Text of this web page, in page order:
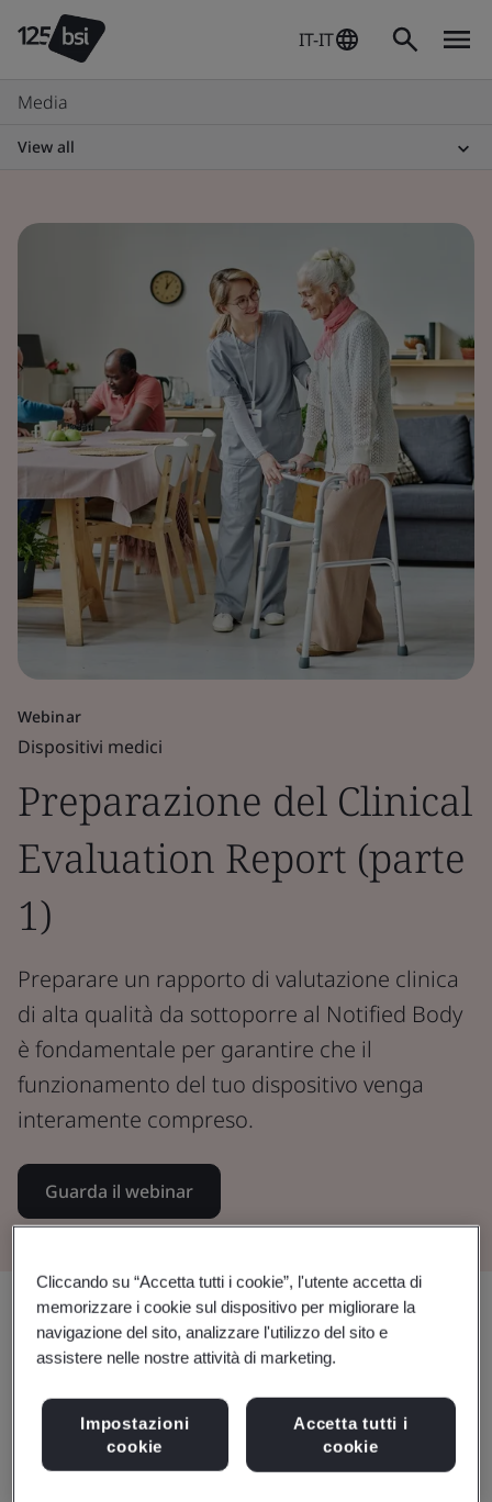
IT-IT
Media
View all
Webinar
Dispositivi medici
Preparazione del Clinical
Evaluation Report (parte
1)
Preparare un rapporto di valutazione clinica
di alta qualità da sottoporre al Notified Body
è fondamentale per garantire che il
funzionamento del tuo dispositivo venga
interamente compreso.
Guarda il webinar
Condividi:
Contenuto del webinar:
Cliccando su “Accetta tutti i cookie”, l'utente accetta di
memorizzare i cookie sul dispositivo per migliorare la
navigazione del sito, analizzare l'utilizzo del sito e
assistere nelle nostre attività di marketing.
Impostazioni
cookie
Accetta tutti i
cookie